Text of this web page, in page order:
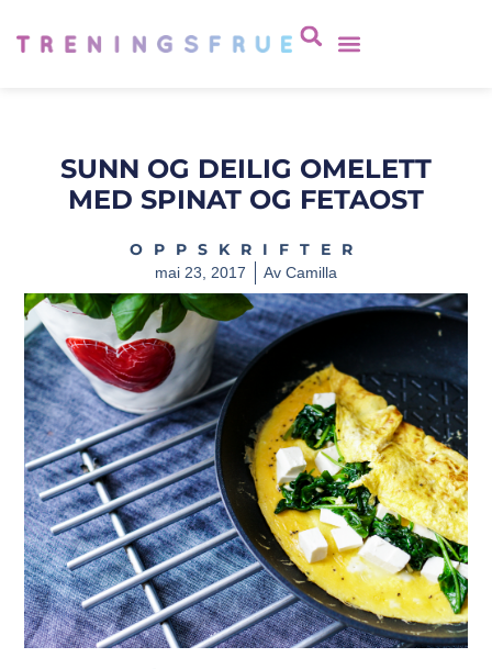
SUNN OG DEILIG OMELETT
MED SPINAT OG FETAOST
OPPSKRIFTER
mai 23, 2017 Av Camilla